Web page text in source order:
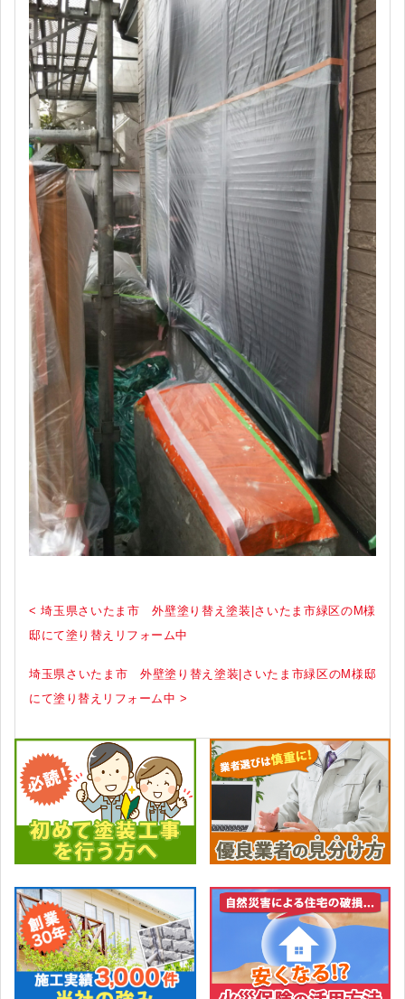
< 埼玉県さいたま市 外壁塗り替え塗装|さいたま市緑区のM様
邸にて塗り替えリフォーム中
埼玉県さいたま市 外壁塗り替え塗装|さいたま市緑区のM様邸
にて塗り替えリフォーム中 >